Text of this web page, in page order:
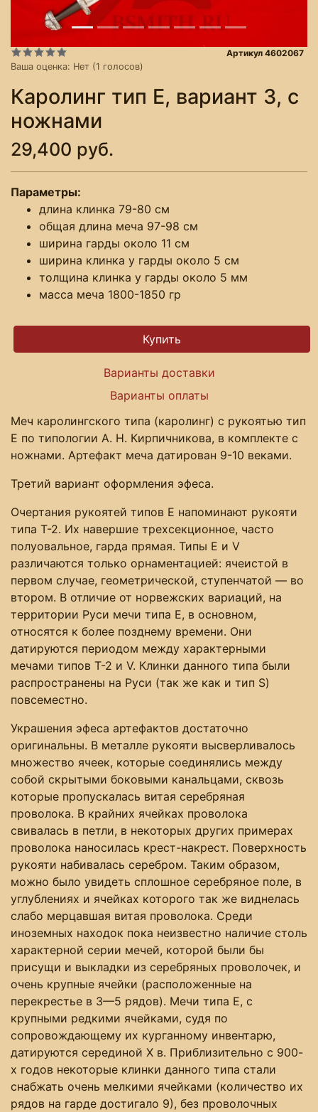
Ваша оценка: Нет (1 голосов)
Артикул 4602067
Каролинг тип E, вариант 3, с
ножнами
29,400 руб.
Параметры:
длина клинка 79-80 см
общая длина меча 97-98 см
ширина гарды около 11 см
ширина клинка у гарды около 5 см
толщина клинка у гарды около 5 мм
масса меча 1800-1850 гр
Варианты доставки
Варианты оплаты
Меч каролингского типа (каролинг) с рукоятью тип
E по типологии А. Н. Кирпичникова, в комплекте с
ножнами. Артефакт меча датирован 9-10 веками.
Третий вариант оформления эфеса.
Очертания рукоятей типов Е напоминают рукояти
типа Т-2. Их навершие трехсекционное, часто
полуовальное, гарда прямая. Типы Е и V
различаются только орнаментацией: ячеистой в
первом случае, геометрической, ступенчатой — во
втором. В отличие от норвежских вариаций, на
территории Руси мечи типа Е, в основном,
относятся к более позднему времени. Они
датируются периодом между характерными
мечами типов Т-2 и V. Клинки данного типа были
распространены на Руси (так же как и тип S)
повсеместно.
Украшения эфеса артефактов достаточно
оригинальны. В металле рукояти высверливалось
множество ячеек, которые соединялись между
собой скрытыми боковыми канальцами, сквозь
которые пропускалась витая серебряная
проволока. В крайних ячейках проволока
свивалась в петли, в некоторых других примерах
проволока наносилась крест-накрест. Поверхность
рукояти набивалась серебром. Таким образом,
можно было увидеть сплошное серебряное поле, в
углублениях и ячейках которого так же виднелась
слабо мерцавшая витая проволока. Среди
иноземных находок пока неизвестно наличие столь
характерной серии мечей, которой были бы
присущи и выкладки из серебряных проволочек, и
очень крупные ячейки (расположенные на
перекрестье в 3—5 рядов). Мечи типа Е, с
крупными редкими ячейками, судя по
сопровождающему их курганному инвентарю,
датируются серединой Х в. Приблизительно с 900-
х годов некоторые клинки данного типа стали
снабжать очень мелкими ячейками (количество их
рядов на гарде достигало 9), без проволочных